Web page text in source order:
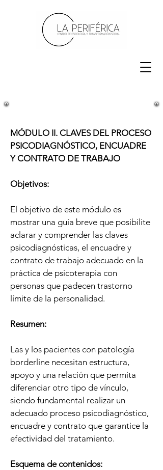
MÓDULO II. CLAVES DEL PROCESO
PSICODIAGNÓSTICO, ENCUADRE
Y CONTRATO DE TRABAJO
Objetivos:
El objetivo de este módulo es
mostrar una guía breve que posibilite
aclarar y comprender las claves
psicodiagnósticas, el encuadre y
contrato de trabajo adecuado en la
práctica de psicoterapia con
personas que padecen trastorno
límite de la personalidad.
Resumen:
Las y los pacientes con patología
borderline necesitan estructura,
apoyo y una relación que permita
diferenciar otro tipo de vínculo,
siendo fundamental realizar un
adecuado proceso psicodiagnóstico,
encuadre y contrato que garantice la
efectividad del tratamiento.
Esquema de contenidos: